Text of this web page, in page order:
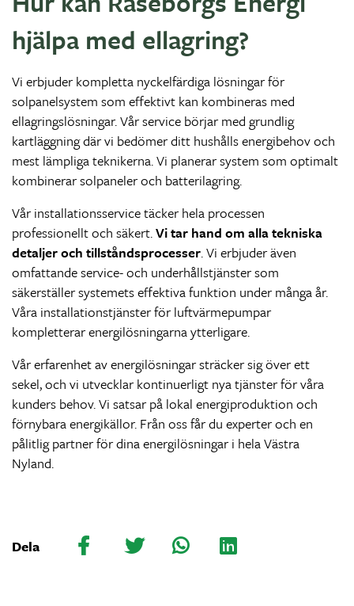
hjälpa med ellagring?
Vi erbjuder kompletta nyckelfärdiga lösningar för
solpanelsystem som effektivt kan kombineras med
ellagringslösningar. Vår service börjar med grundlig
kartläggning där vi bedömer ditt hushålls energibehov och
mest lämpliga teknikerna. Vi planerar system som optimalt
kombinerar solpaneler och batterilagring.
Vår installationsservice täcker hela processen
professionellt och säkert.Vi tar hand om alla tekniska
detaljer och tillståndsprocesser. Vi erbjuder även
omfattande service- och underhållstjänster som
säkerställer systemets effektiva funktion under många år.
Våra installationstjänster för luftvärmepumpar
kompletterar energilösningarna ytterligare.
Vår erfarenhet av energilösningar sträcker sig över ett
sekel, och vi utvecklar kontinuerligt nya tjänster för våra
kunders behov. Vi satsar på lokal energiproduktion och
förnybara energikällor. Från oss får du experter och en
pålitlig partner för dina energilösningar i hela Västra
Nyland.
Dela